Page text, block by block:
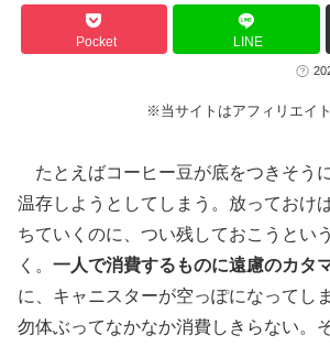
Pocket LINE
※当サイトはアフィリエイ
たとえばコーヒー豆が底をつきそう
温存しようとしてしまう。放っておけ
ちていくのに、つい残しておこうとい
く。 一人で消費するものに遠慮のカタ
に、キャニスターが空っぽになってし
勿体ぶってなかなか消費しきらない。